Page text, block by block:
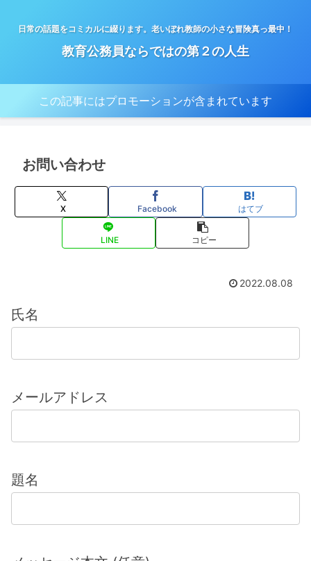
日常の話題をコミカルに綴ります。老いぼれ教師の小さな冒険真っ最中！
教育公務員ならではの第２の人生
この記事にはプロモーションが含まれています
お問い合わせ
X Facebook はてブ
LINE コピー
2022.08.08
氏名
メールアドレス
題名